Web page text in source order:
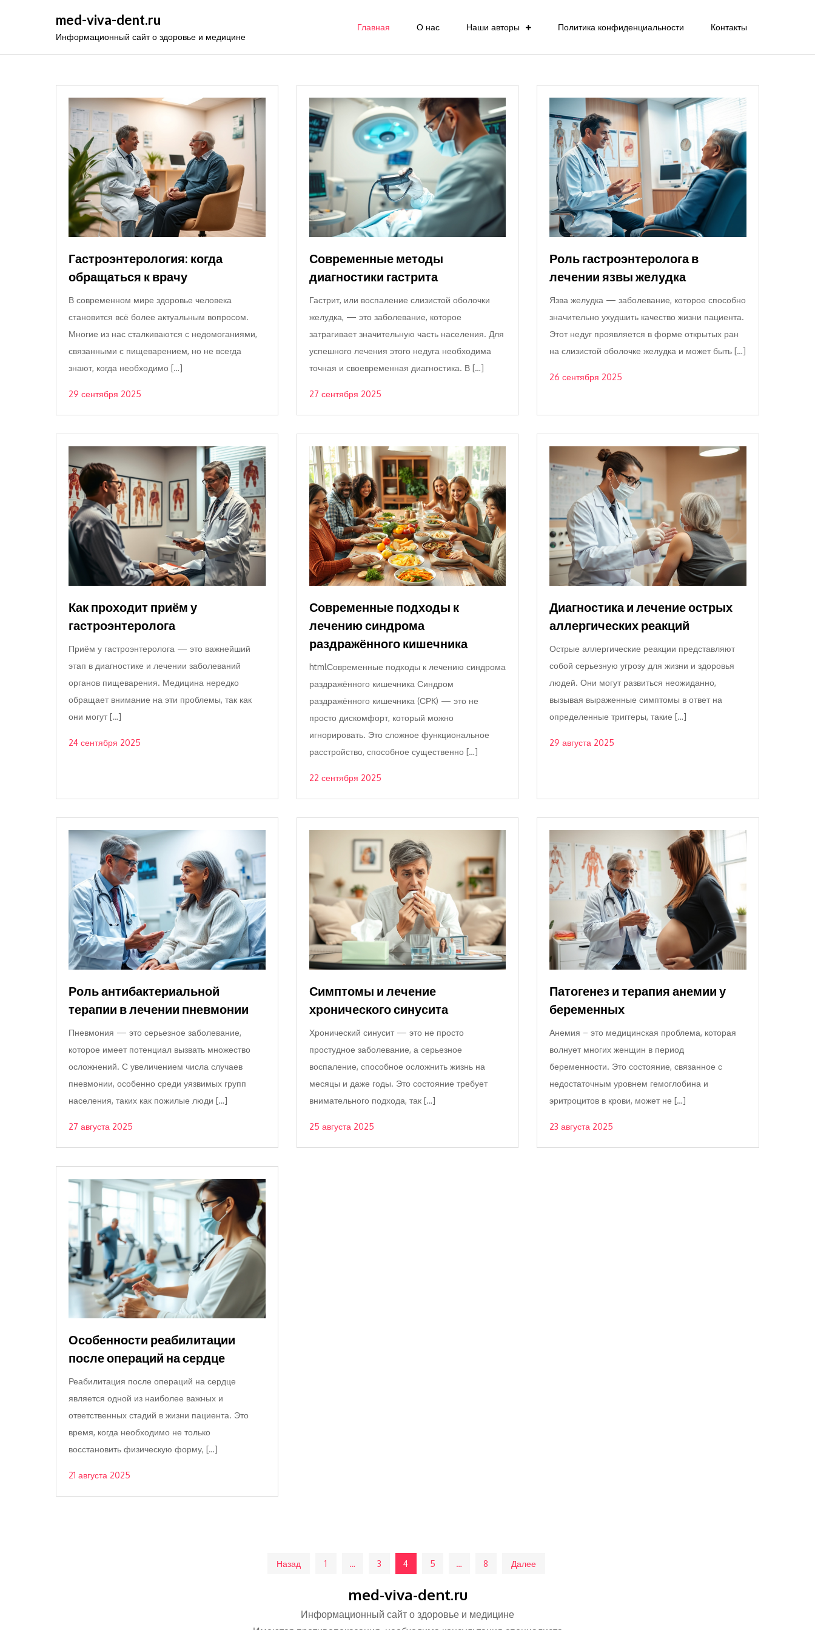
med-viva-dent.ru
Информационный сайт о здоровье и медицине
Главная О нас Наши авторы Политика конфиденциальности Контакты
Гастроэнтерология: когда
обращаться к врачу
В современном мире здоровье человека
становится всё более актуальным вопросом.
Многие из нас сталкиваются с недомоганиями,
связанными с пищеварением, но не всегда
знают, когда необходимо […]
29 сентября 2025
Современные методы
диагностики гастрита
Гастрит, или воспаление слизистой оболочки
желудка, — это заболевание, которое
затрагивает значительную часть населения. Для
успешного лечения этого недуга необходима
точная и своевременная диагностика. В […]
27 сентября 2025
Роль гастроэнтеролога в
лечении язвы желудка
Язва желудка — заболевание, которое способно
значительно ухудшить качество жизни пациента.
Этот недуг проявляется в форме открытых ран
на слизистой оболочке желудка и может быть […]
26 сентября 2025
Как проходит приём у
гастроэнтеролога
Приём у гастроэнтеролога — это важнейший
этап в диагностике и лечении заболеваний
органов пищеварения. Медицина нередко
обращает внимание на эти проблемы, так как
они могут […]
24 сентября 2025
Современные подходы к
лечению синдрома
раздражённого кишечника
htmlСовременные подходы к лечению синдрома
раздражённого кишечника Синдром
раздражённого кишечника (СРК) — это не
просто дискомфорт, который можно
игнорировать. Это сложное функциональное
расстройство, способное существенно […]
22 сентября 2025
Диагностика и лечение острых
аллергических реакций
Острые аллергические реакции представляют
собой серьезную угрозу для жизни и здоровья
людей. Они могут развиться неожиданно,
вызывая выраженные симптомы в ответ на
определенные триггеры, такие […]
29 августа 2025
Роль антибактериальной
терапии в лечении пневмонии
Пневмония — это серьезное заболевание,
которое имеет потенциал вызвать множество
осложнений. С увеличением числа случаев
пневмонии, особенно среди уязвимых групп
населения, таких как пожилые люди […]
27 августа 2025
Симптомы и лечение
хронического синусита
Хронический синусит — это не просто
простудное заболевание, а серьезное
воспаление, способное осложнить жизнь на
месяцы и даже годы. Это состояние требует
внимательного подхода, так […]
25 августа 2025
Патогенез и терапия анемии у
беременных
Анемия – это медицинская проблема, которая
волнует многих женщин в период
беременности. Это состояние, связанное с
недостаточным уровнем гемоглобина и
эритроцитов в крови, может не […]
23 августа 2025
Особенности реабилитации
после операций на сердце
Реабилитация после операций на сердце
является одной из наиболее важных и
ответственных стадий в жизни пациента. Это
время, когда необходимо не только
восстановить физическую форму, […]
21 августа 2025
Назад 1 … 3 4 5 … 8 Далее
med-viva-dent.ru
Информационный сайт о здоровье и медицине